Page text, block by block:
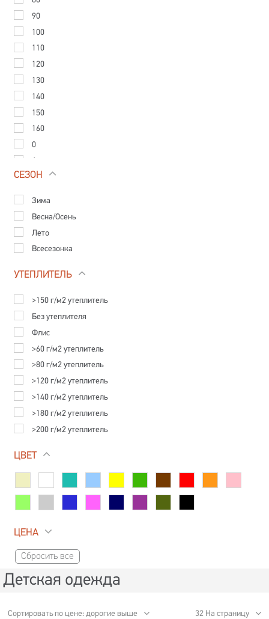
90
100
110
120
130
140
150
160
0
0/2
48/50
22
24
СЕЗОН
Зима
Весна/Осень
Лето
Всесезонка
УТЕПЛИТЕЛЬ
>150 г/м2 утеплитель
Без утеплителя
Флис
>60 г/м2 утеплитель
>80 г/м2 утеплитель
>120 г/м2 утеплитель
>140 г/м2 утеплитель
>180 г/м2 утеплитель
>200 г/м2 утеплитель
ЦВЕТ
ЦЕНА
Сбросить все
Детская одежда
Сортировать по цене: дорогие выше 32 На страницу